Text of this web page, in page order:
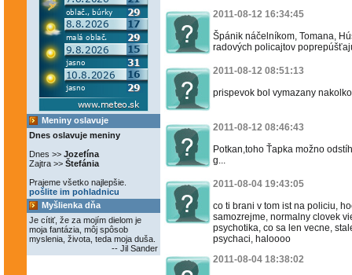
Meniny oslavuje
Dnes oslavuje meniny
Dnes >> Jozefína
Zajtra >> Štefánia
Prajeme všetko najlepšie.
pošlite im pohladnicu
Myšlienka dňa
Je cítiť, že za mojím dielom je
moja fantázia, môj spôsob
myslenia, života, teda moja duša.
-- Jil Sander
2011-08-12 16:34:45
Špánik náčelníkom, Tomana,
radových policajtov
2011-08-12 08:51:13
prispevok bol vymazany
2011-08-12 08:46:43
Potkan,toho Ťapka možno
g...
2011-08-04 19:43:05
co ti brani v tom ist na policiu,
samozrejme, normalny clovek
psychotika, co sa len vecne,
psychaci, haloooo
2011-08-04 18:38:02